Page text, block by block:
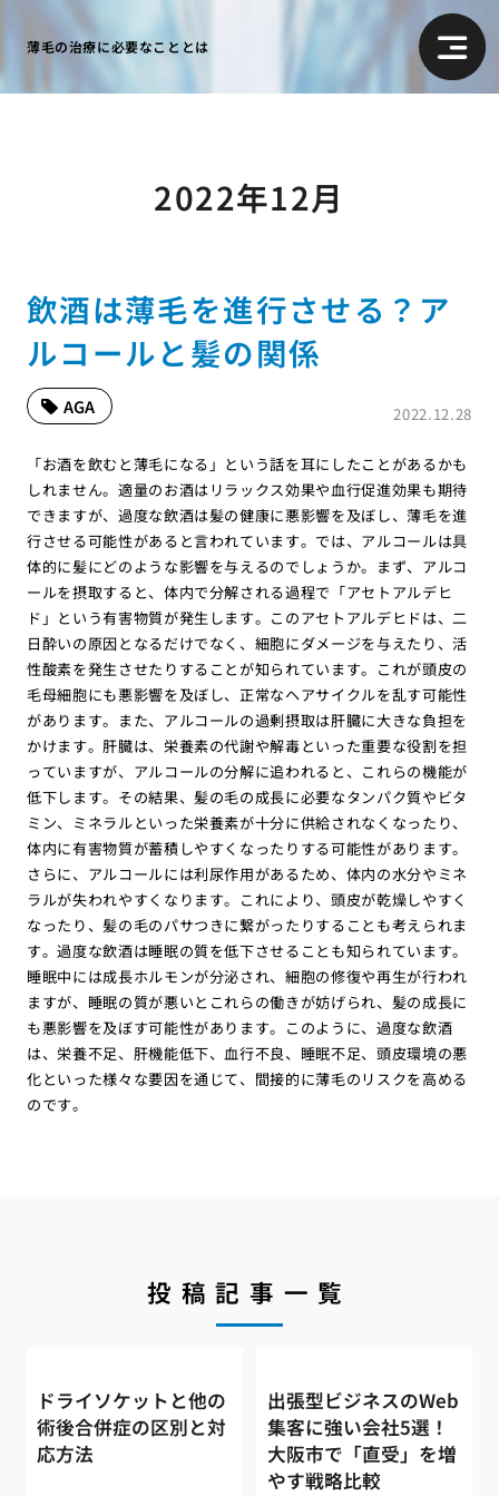
薄毛の治療に必要なこととは
2022年12月
飲酒は薄毛を進行させる？ア
ルコールと髪の関係
2022.12.28
AGA
「お酒を飲むと薄毛になる」という話を耳にしたことがあるかも
しれません。適量のお酒はリラックス効果や血行促進効果も期待
できますが、過度な飲酒は髪の健康に悪影響を及ぼし、薄毛を進
行させる可能性があると言われています。では、アルコールは具
体的に髪にどのような影響を与えるのでしょうか。まず、アルコ
ールを摂取すると、体内で分解される過程で「アセトアルデヒ
ド」という有害物質が発生します。このアセトアルデヒドは、二
日酔いの原因となるだけでなく、細胞にダメージを与えたり、活
性酸素を発生させたりすることが知られています。これが頭皮の
毛母細胞にも悪影響を及ぼし、正常なヘアサイクルを乱す可能性
があります。また、アルコールの過剰摂取は肝臓に大きな負担を
かけます。肝臓は、栄養素の代謝や解毒といった重要な役割を担
っていますが、アルコールの分解に追われると、これらの機能が
低下します。その結果、髪の毛の成長に必要なタンパク質やビタ
ミン、ミネラルといった栄養素が十分に供給されなくなったり、
体内に有害物質が蓄積しやすくなったりする可能性があります。
さらに、アルコールには利尿作用があるため、体内の水分やミネ
ラルが失われやすくなります。これにより、頭皮が乾燥しやすく
なったり、髪の毛のパサつきに繋がったりすることも考えられま
す。過度な飲酒は睡眠の質を低下させることも知られています。
睡眠中には成長ホルモンが分泌され、細胞の修復や再生が行われ
ますが、睡眠の質が悪いとこれらの働きが妨げられ、髪の成長に
も悪影響を及ぼす可能性があります。このように、過度な飲酒
は、栄養不足、肝機能低下、血行不良、睡眠不足、頭皮環境の悪
化といった様々な要因を通じて、間接的に薄毛のリスクを高める
のです。
投稿記事一覧
ドライソケットと他の
術後合併症の区別と対
応方法
出張型ビジネスのWeb
集客に強い会社5選！
大阪市で「直受」を増
やす戦略比較